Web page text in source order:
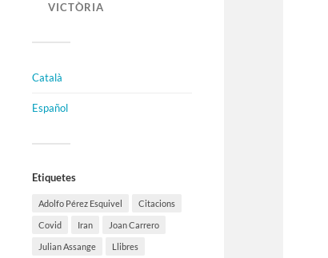
VICTÒRIA
Català
Español
Etiquetes
Adolfo Pérez Esquivel Citacions
Covid Iran Joan Carrero
Julian Assange Llibres